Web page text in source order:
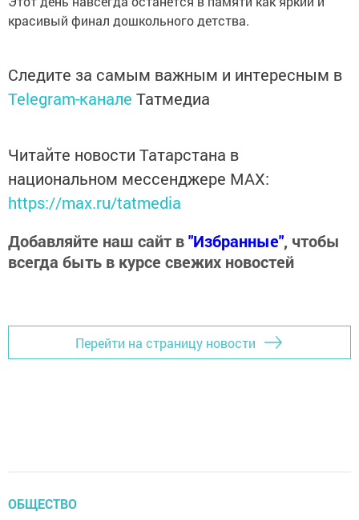
красивый финал дошкольного детства.
Следите за самым важным и интересным в
Telegram-канале Татмедиа
Читайте новости Татарстана в
национальном мессенджере MАХ:
https://max.ru/tatmedia
Добавляйте наш сайт в"Избранные", чтобы
всегда быть в курсе свежих новостей
Перейти на страницу новости
ОБЩЕСТВО